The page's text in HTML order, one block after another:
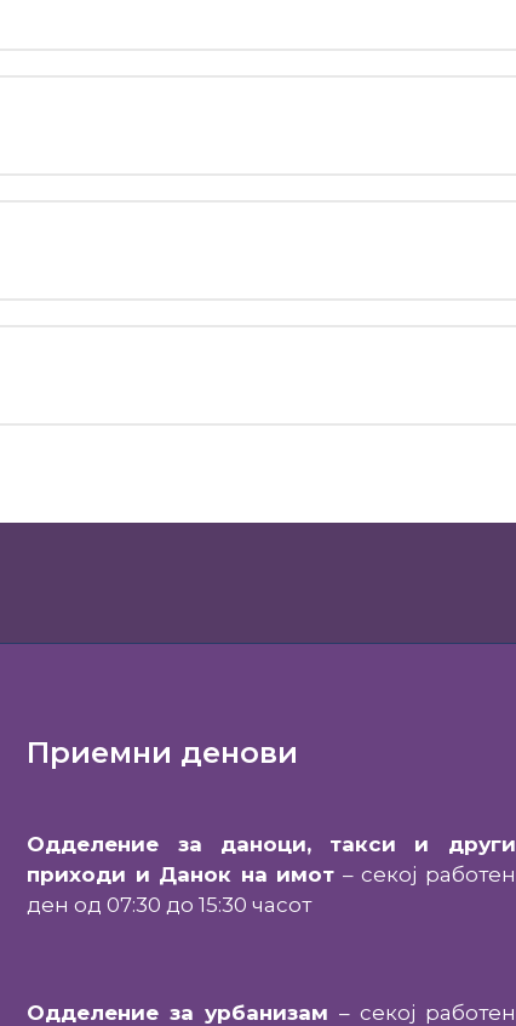
Приемни денови
Одделение за даноци, такси и други
приходи и Данок на имот – секој работен
ден од 07:30 до 15:30 часот
Одделение за урбанизам – секој работен